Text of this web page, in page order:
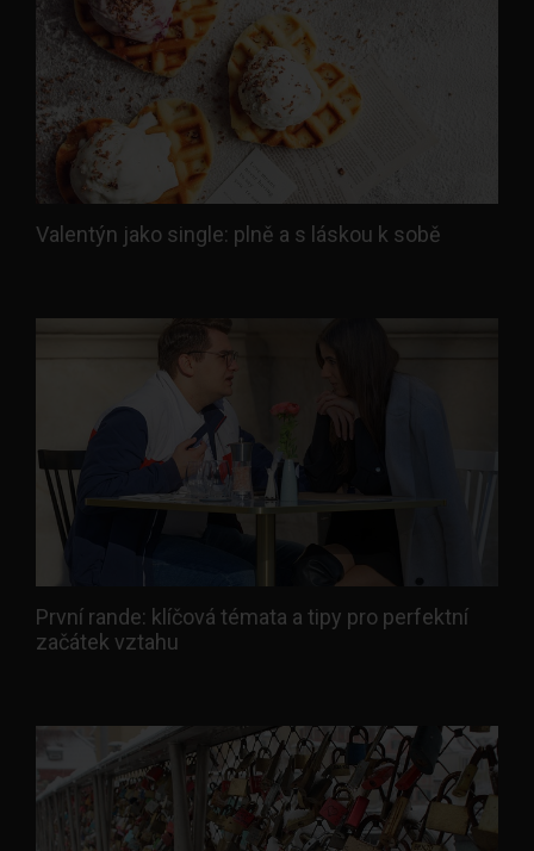
Valentýn jako single: plně a s láskou k sobě
První rande: klíčová témata a tipy pro perfektní
začátek vztahu